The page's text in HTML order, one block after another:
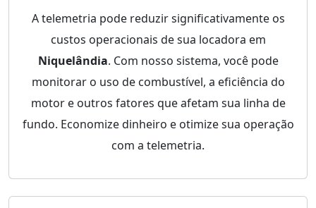
A telemetria pode reduzir significativamente os
custos operacionais de sua locadora em
Niquelândia. Com nosso sistema, você pode
monitorar o uso de combustível, a eficiência do
motor e outros fatores que afetam sua linha de
fundo. Economize dinheiro e otimize sua operação
com a telemetria.